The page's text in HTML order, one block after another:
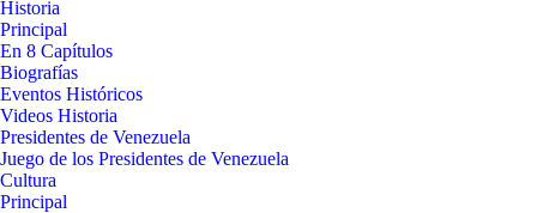
Historia
Principal
En 8 Capítulos
Biografías
Eventos Históricos
Videos Historia
Presidentes de Venezuela
Juego de los Presidentes de Venezuela
Cultura
Principal